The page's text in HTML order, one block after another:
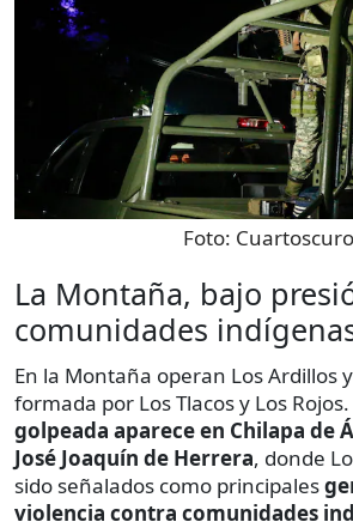
Foto: Cuartoscuro
La Montaña, bajo
comunidades
En la Montaña operan Los Ardillos
formada por Los Tlacos y Los Rojos.
golpeada aparece en Chilapa de
José Joaquín de Herrera, donde
sido señalados como principales
violencia contra comunidades